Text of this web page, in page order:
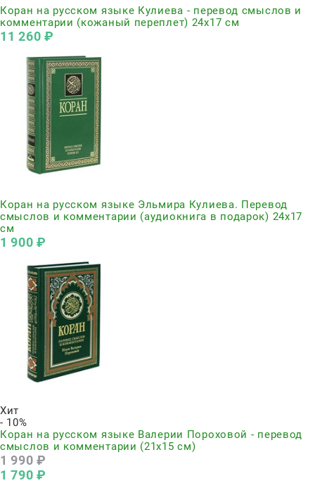
Коран на русском языке Кулиева - перевод смыслов и
комментарии (кожаный переплет) 24х17 см
11 260 ₽
Коран на русском языке Эльмира Кулиева. Перевод
смыслов и комментарии (аудиокнига в подарок) 24х17
см
1 900 ₽
Хит
- 10%
Коран на русском языке Валерии Пороховой - перевод
смыслов и комментарии (21х15 см)
1 990 ₽
1 790 ₽